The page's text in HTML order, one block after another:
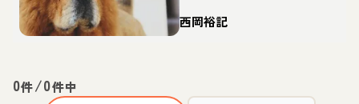
てどんな犬？性格・特
徴・育て方・迎え方
西岡裕記
0件/0件中